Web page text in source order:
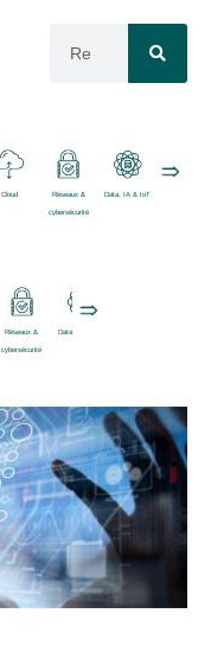
Cloud Réseaux &
cybersécurité
Data, IA & IoT
Réseaux &
cybersécurité
Data, IA & IoT